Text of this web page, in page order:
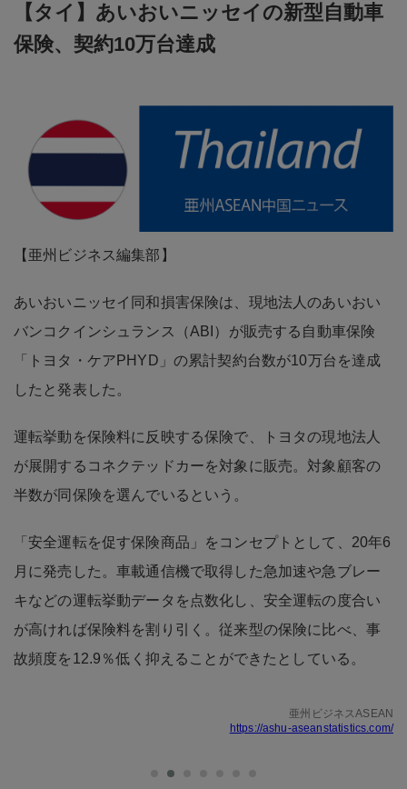
【タイ】あいおいニッセイの新型自動車
保険、契約10万台達成
【亜州ビジネス編集部】
あいおいニッセイ同和損害保険は、現地法人のあいおい
バンコクインシュランス（ABI）が販売する自動車保険
「トヨタ・ケアPHYD」の累計契約台数が10万台を達成
したと発表した。
運転挙動を保険料に反映する保険で、トヨタの現地法人
が展開するコネクテッドカーを対象に販売。対象顧客の
半数が同保険を選んでいるという。
「安全運転を促す保険商品」をコンセプトとして、20年6
月に発売した。車載通信機で取得した急加速や急ブレー
キなどの運転挙動データを点数化し、安全運転の度合い
が高ければ保険料を割り引く。従来型の保険に比べ、事
故頻度を12.9％低く抑えることができたとしている。
亜州ビジネスASEAN
https://ashu-aseanstatistics.com/